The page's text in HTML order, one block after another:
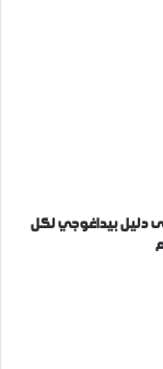
دليل بيداغوجي لكل